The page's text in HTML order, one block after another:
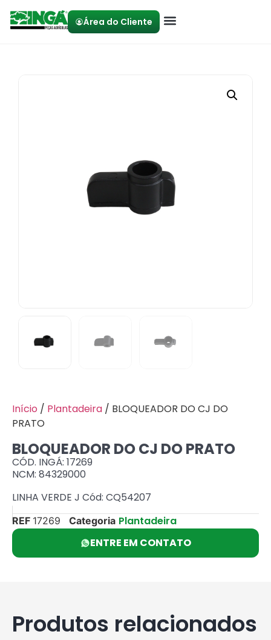
Área do Cliente
Início / Plantadeira / BLOQUEADOR DO CJ DO
PRATO
BLOQUEADOR DO CJ DO PRATO
CÓD. INGÁ: 17269
NCM: 84329000
LINHA VERDE J Cód: CQ54207
REF 17269 Categoria Plantadeira
ENTRE EM CONTATO
Produtos relacionados